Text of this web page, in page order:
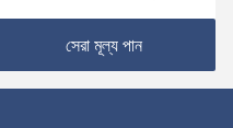
ডাবল সারি Gcr15 ক্রোম স্টিল এবং
Wildcat Bojun এর জন্য ABS
সেন্সর সহ
সেরা মূল্য পান